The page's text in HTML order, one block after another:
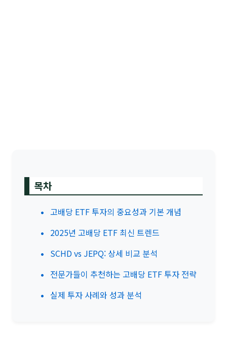
목차
고배당 ETF 투자의 중요성과 기본 개념
2025년 고배당 ETF 최신 트렌드
SCHD vs JEPQ: 상세 비교 분석
전문가들이 추천하는 고배당 ETF 투자 전략
실제 투자 사례와 성과 분석